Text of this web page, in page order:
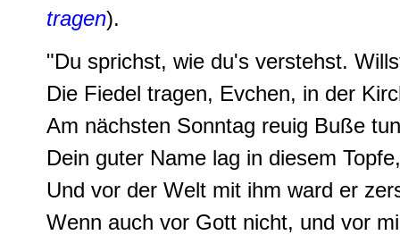
tragen).
"Du sprichst, wie du's verstehst.
Die Fiedel tragen, Evchen, in der
Am nächsten Sonntag reuig Buße tun
Dein guter Name lag in diesem Topfe,
Und vor der Welt mit ihm ward er
Wenn auch vor Gott nicht, und vor